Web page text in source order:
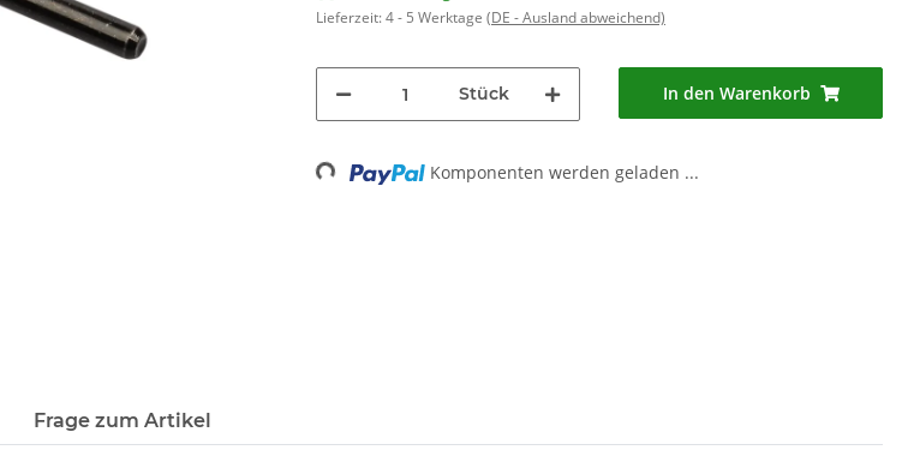
Lieferzeit:4 - 5 Werktage (DE - Ausland abweichend)
Stück In den Warenkorb
Loading... Komponenten werden geladen ...
Frage zum Artikel